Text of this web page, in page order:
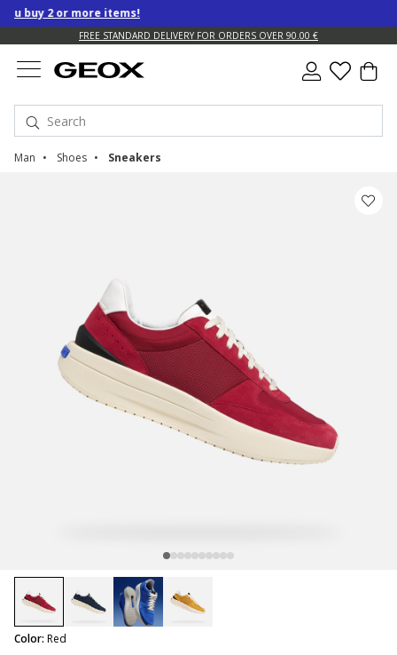
buy 2 or more items!
FREE STANDARD DELIVERY FOR ORDERS OVER 90.00 €
Man Shoes Sneakers
Color: Red
selected